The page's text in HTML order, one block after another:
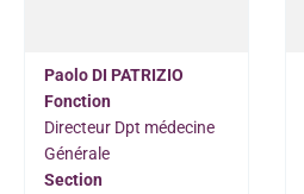
Paolo DI PATRIZIO
Fonction
Directeur Dpt médecine
Générale
Section